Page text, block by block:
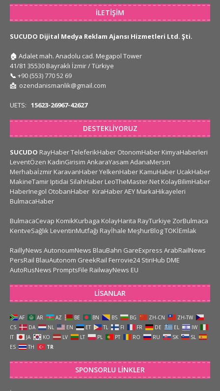
İLETIŞIM
SUCUDO Dijital Medya Reklam Ajansı Hizmetleri Ltd. Şti.
🏠 Adalet mah. Anadolu cad. Megapol Tower
41/81 35530 Bayraklı İzmir / Türkiye
📞 +90 (553) 770 52 69
📩 ozendanismanlik@gmail.com
UETS: 15623-26967-42627
DESTEKLIYORUZ
SUCUDO RayHaberTeleferikHaber OtonomHaber KimyaHaberleri
LeventÖzen KadinGirisim AnkaraYasam AdanaMersin
Merhabaİzmir KaravanHaberYelkenHaber KamuHaber UcakHaber
MakineTamir Iptidai SilahHaber LeoTheMaster.Net KolayBilimHaber
HaberInegol OtobanHaber KiraHaberAEY MarkaHikayeleri
BulmacaHaber
BulmacaCevap KomikKurbaga KolayHarita RayTurkiye ZorBulmaca
KentveSağlık LeventinMutfağı Rayİhale MeşhurBlogTOKİEmlak
RaillyNews AutonoumNews BlauBahn GareExpress ArabRailNews
PersRail BlauAutonom GreekRail Ferrovie24 StiriHub DME
AutoRusNews PromptsFile RailwayNews EU
LISANLAR
AF AR AZ BE BN BS BG ZH-CN
ZH-TW
CS
DA NL EN ET TL FI FR DE EL
IW
IT
JA KO LV LT PL PT RO RU SK
SL
ES
TH TR
SPONSORLU LINKLER